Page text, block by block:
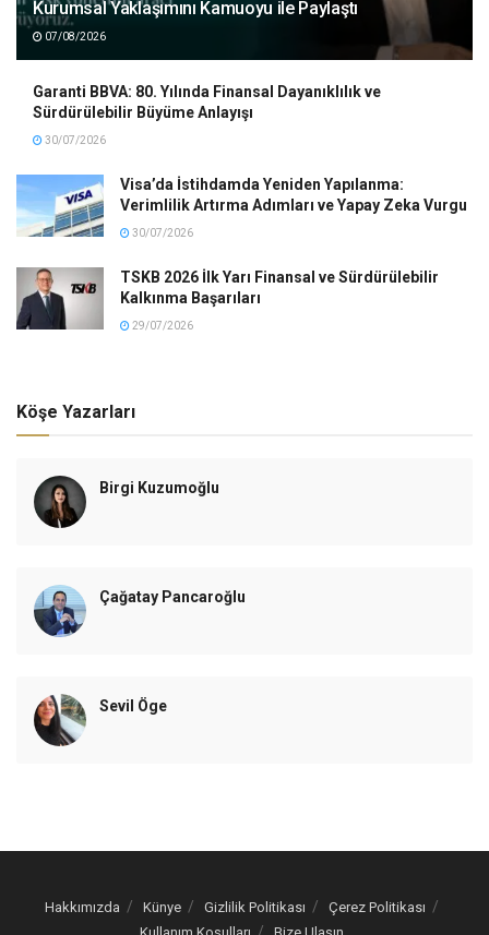
Kurumsal Yaklaşımını Kamuoyu ile Paylaştı
07/08/2026
Garanti BBVA: 80. Yılında Finansal Dayanıklılık ve
Sürdürülebilir Büyüme Anlayışı
30/07/2026
Visa’da İstihdamda Yeniden Yapılanma:
Verimlilik Artırma Adımları ve Yapay Zeka Vurgu
30/07/2026
TSKB 2026 İlk Yarı Finansal ve Sürdürülebilir
Kalkınma Başarıları
29/07/2026
Köşe Yazarları
Birgi Kuzumoğlu
Çağatay Pancaroğlu
Sevil Öge
Hakkımızda Künye Gizlilik Politikası
Çerez Politikası